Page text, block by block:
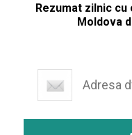
Rezumat zilnic
Moldova